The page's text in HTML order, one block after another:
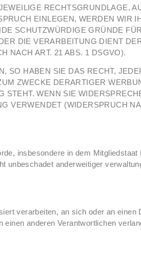
RECHTSGRUNDLAGE,
EINLEGEN, WERDEN WIR
SCHUTZWÜRDIGE GRÜNDE
DIE VERARBEITUNG DIENT
NACH ART. 21 ABS. 1 DSGVO).
SO HABEN SIE DAS RECHT,
ZWECKE DERARTIGER
WENN SIE
VERWENDET (WIDERSPRUCH
insbesondere in dem Mitgliedstaat
unbeschadet anderweitiger
verarbeiten, an sich oder an einen
anderen Verantwortlichen